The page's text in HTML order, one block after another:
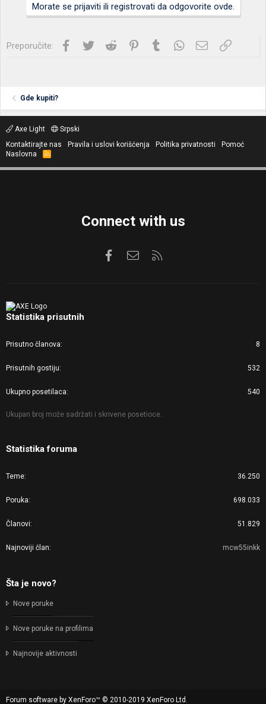
Morate se prijaviti ili registrovati da odgovorite ovde.
Preporučite: Facebook
Twitter Reddit PinterestTumblrWhatsApp
Imejl Link
Gde kupiti?
Axe Light
Srpski
Kontaktirajte nas
Pravila i uslovi korišćenja Politika privatnosti
Pomoć
Naslovna
R
S
Connect with us
FacebookKontaktirajte nas
Statistika prisutnih
Prisutno članova 8
Prisutnih gostiju 532
Ukupno posetilaca 540
Ukupan broj može sadržati i skrivene posetioce.
Statistika foruma
Teme 36.250
Poruka 698.033
Članovi 51.829
Najnoviji član mcw55inkk
Šta je novo?
Nove poruke
Nove poruke na profilima
Najnovije aktivnosti
Forum software by XenForo™ © 2010-2019 XenForo Ltd.